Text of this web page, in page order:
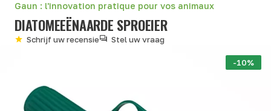
Gaun : l'innovation pratique pour vos animaux
DIATOMEEËNAARDE SPROEIER
Schrijf uw recensie Stel uw vraag
-10%